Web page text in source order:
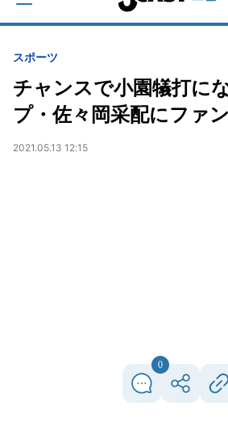
スポーツ
チャンスで小園犠打に
プ・佐々岡采配にファ
2021.05.13 12:15
0